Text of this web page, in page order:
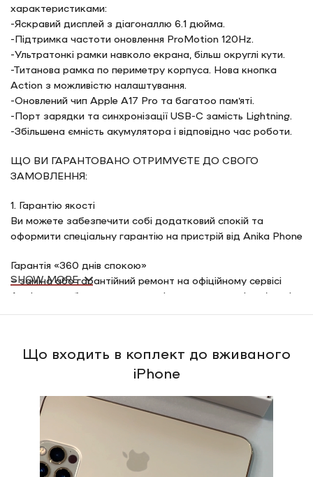
характеристиками:
-Яскравий дисплей з діагоналлю 6.1 дюйма.
-Підтримка частоти оновлення ProMotion 120Hz.
-Ультратонкі рамки навколо екрана, більш округлі кути.
-Титанова рамка по периметру корпуса. Нова кнопка
Action з можливістю налаштування.
-Оновлений чип Apple A17 Pro та багатоо памʼяті.
-Порт зарядки та синхронізації USB-C замість Lightning.
-Збільшена ємність акумулятора і відповідно час роботи.
ЩО ВИ ГАРАНТОВАНО ОТРИМУЄТЕ ДО СВОГО
ЗАМОВЛЕННЯ:
1. Гарантію якості
Ви можете забезпечити собі додатковий спокій та
оформити спеціальну гарантію на пристрій від Anika Phone
Гарантія «360 днів спокою»
– заміна або гарантійний ремонт на офіційному сервісі
Apple через будь-яку несправність, в тому числі пов’язані з
Гарантія «360 днів спокою» + розбиття екрану»
Apple через будь-яку несправність, в тому числі пов’язані з
акумулятором, крім тих несправностей, що не покриває
дана гарантія (механічні пошкодження, поломки через
потрапляння вологи)
– одноразова заміна екрану після розбиття
SHOW MORE
Що входить в коплект до вживаного
iPhone